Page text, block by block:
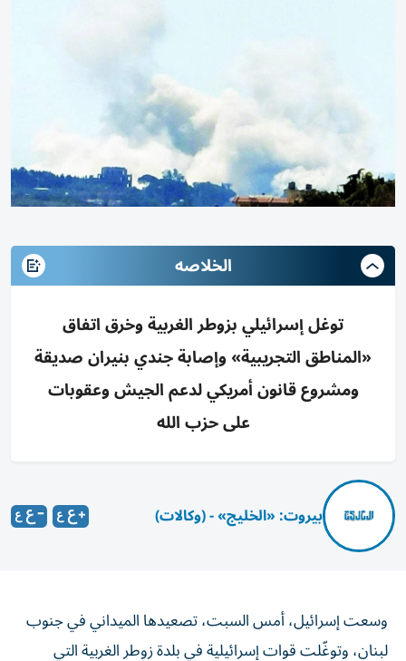
الخلاصه
توغل إسرائيلي بزوطر الغربية وخرق اتفاق
«المناطق التجريبية» وإصابة جندي بنيران صديقة
ومشروع قانون أمريكي لدعم الجيش وعقوبات
على حزب الله
بيروت: «الخليج» - (وكالات)
وسعت إسرائيل، أمس السبت، تصعيدها الميداني في جنوب
لبنان، وتوغّلت قوات إسرائيلية في بلدة زوطر الغربية التي